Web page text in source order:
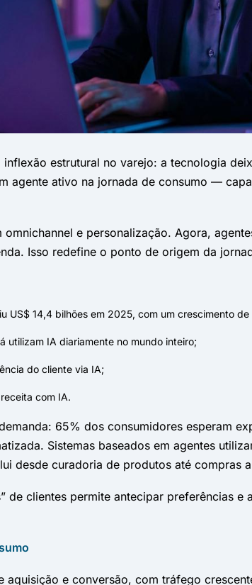
estrutural no varejo: a tecnologia
agente ativo na jornada de consumo —
e personalização. Agora,
Isso redefine o ponto de origem da
US$ 14,4 bilhões em 2025, com um crescimento
utilizam IA diariamente no mundo inteiro;
do cliente via IA;
com IA.
65% dos consumidores esperam
Sistemas baseados em agentes
desde curadoria de produtos até compras
de clientes permite antecipar preferências
aquisição e conversão, com tráfego